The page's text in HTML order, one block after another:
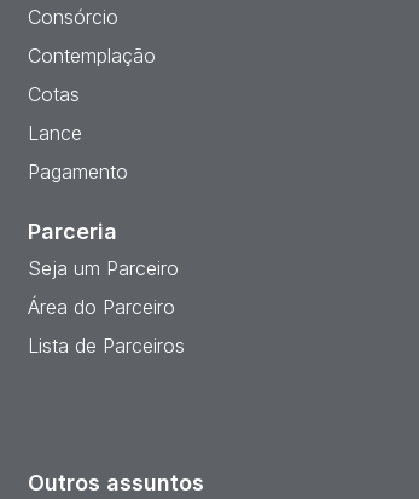
Consórcio
Contemplação
Cotas
Lance
Pagamento
Parceria
Seja um Parceiro
Área do Parceiro
Lista de Parceiros
Outros assuntos